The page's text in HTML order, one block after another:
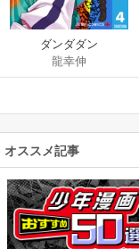
ダンダダン
龍幸伸
オススメ記事